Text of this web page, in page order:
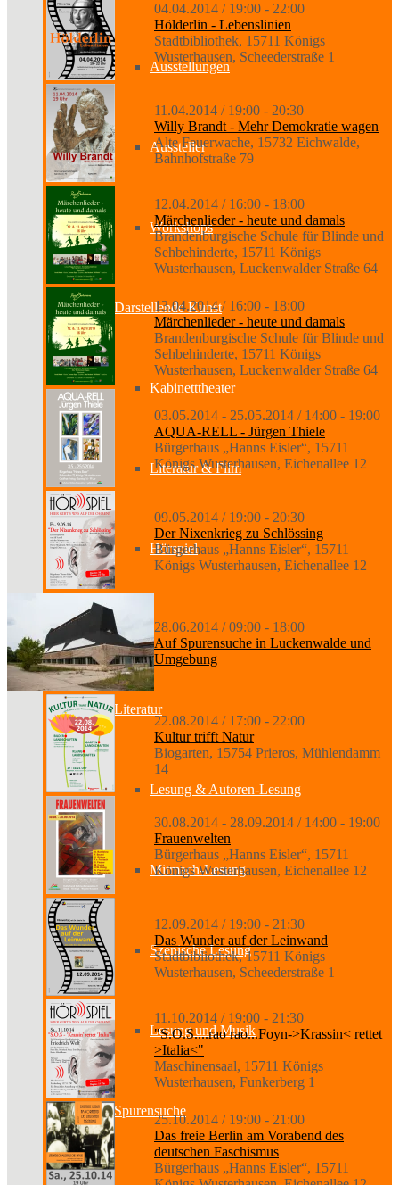
Ausstellungen
Aussteller
Workshops
Darstellende Kunst
Kabinetttheater
Literatur & Film
Hörspiel
Musik
Literatur
Lesung & Autoren-Lesung
Mitmach-Lesung
Szenische Lesung
Lesung und Musik
Spurensuche
04.04.2014 / 19:00 - 22:00
Hölderlin - Lebenslinien
Stadtbibliothek, 15711 Königs
Wusterhausen, Scheederstraße 1
11.04.2014 / 19:00 - 20:30
Willy Brandt - Mehr Demokratie wagen
Alte Feuerwache, 15732 Eichwalde,
Bahnhofstraße 79
12.04.2014 / 16:00 - 18:00
Märchenlieder - heute und damals
Brandenburgische Schule für Blinde und
Sehbehinderte, 15711 Königs
Wusterhausen, Luckenwalder Straße 64
13.04.2014 / 16:00 - 18:00
Märchenlieder - heute und damals
Brandenburgische Schule für Blinde und
Sehbehinderte, 15711 Königs
Wusterhausen, Luckenwalder Straße 64
03.05.2014 - 25.05.2014 / 14:00 - 19:00
AQUA-RELL - Jürgen Thiele
Bürgerhaus „Hanns Eisler“, 15711
Königs Wusterhausen, Eichenallee 12
09.05.2014 / 19:00 - 20:30
Der Nixenkrieg zu Schlössing
Bürgerhaus „Hanns Eisler“, 15711
Königs Wusterhausen, Eichenallee 12
28.06.2014 / 09:00 - 18:00
Auf Spurensuche in Luckenwalde und
Umgebung
22.08.2014 / 17:00 - 22:00
Kultur trifft Natur
Biogarten, 15754 Prieros, Mühlendamm
14
30.08.2014 - 28.09.2014 / 14:00 - 19:00
Frauenwelten
Bürgerhaus „Hanns Eisler“, 15711
Königs Wusterhausen, Eichenallee 12
12.09.2014 / 19:00 - 21:30
Das Wunder auf der Leinwand
Stadtbibliothek, 15711 Königs
Wusterhausen, Scheederstraße 1
11.10.2014 / 19:00 - 21:30
"S.O.S....rao rao...Foyn->Krassin< rettet
>Italia<"
Maschinensaal, 15711 Königs
Wusterhausen, Funkerberg 1
25.10.2014 / 19:00 - 21:00
Das freie Berlin am Vorabend des
deutschen Faschismus
Bürgerhaus „Hanns Eisler“, 15711